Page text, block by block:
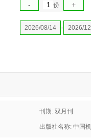
- 份 +
2026/08/14 - 2026/
刊期: 双月刊
出版社名称: 中国